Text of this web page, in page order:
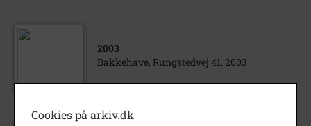
2003
Bakkehave, Rungstedvej 41, 2003
Cookies på arkiv.dk